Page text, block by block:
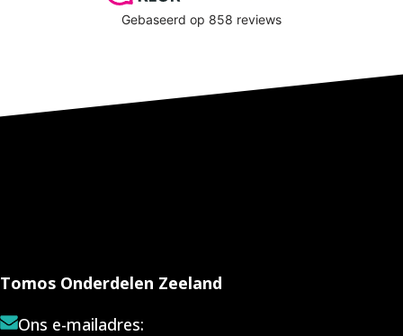
Tomos Onderdelen Zeeland
Ons e-mailadres: